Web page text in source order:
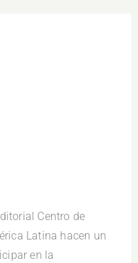
Centro de
Latina hacen un
en la